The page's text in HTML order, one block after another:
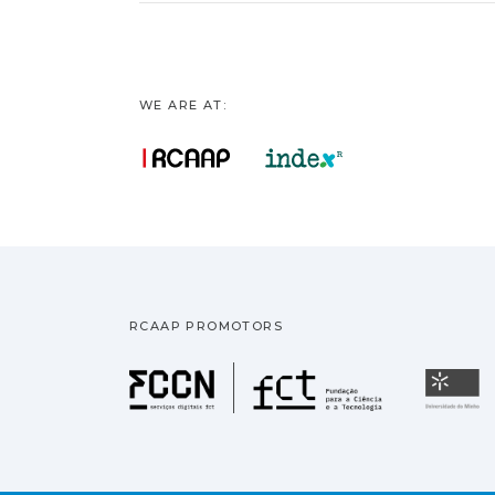
WE ARE AT:
RCAAP PROMOTORS
Fundação